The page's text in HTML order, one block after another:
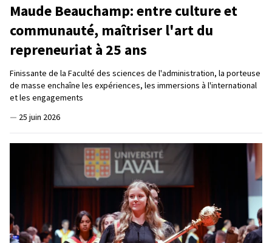
Maude Beauchamp: entre culture et
communauté, maîtriser l'art du
repreneuriat à 25 ans
Finissante de la Faculté des sciences de l'administration, la porteuse
de masse enchaîne les expériences, les immersions à l'international
et les engagements
— 25 juin 2026